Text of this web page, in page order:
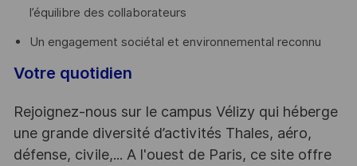
l’équilibre des collaborateurs
Un engagement sociétal et environnemental reconnu
Votre quotidien
Rejoignez-nous sur le campus Vélizy qui héberge
une grande diversité d’activités Thales, aéro,
défense, civile,... A l'ouest de Paris, ce site offre